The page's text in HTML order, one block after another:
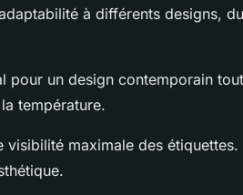
à différents designs, du
pour un design contemporain
température.
visibilité maximale des étiquettes.